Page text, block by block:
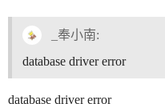
_奉小南:
database driver error
database driver error